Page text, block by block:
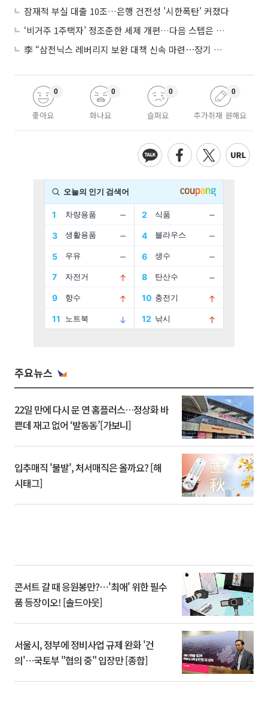
잠재적 부실 대출 10조…은행 건전성 '시한폭탄' 커졌다
‘비거주 1주택자’ 정조준한 세제 개편…다음 스텝은 금융 대책
李 “삼전닉스 레버리지 보완 대책 신속 마련⋯장기 채무 과감히 탕감”
좋아요
0
화나요
0
슬퍼요
0
추가취재 원해요
0
주요뉴스
22일 만에 다시 문 연 홈플러스…정상화 바
쁜데 재고 없어 ‘발동동’[가보니]
입추매직 '불발', 처서매직은 올까요? [해
시태그]
콘서트 갈 때 응원봉만?⋯'최애' 위한 필수
품 등장이오! [솔드아웃]
서울시, 정부에 정비사업 규제 완화 '건
의'⋯국토부 "협의 중" 입장만 [종합]